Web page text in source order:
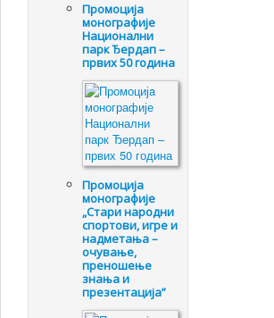
Промоцијa
монографије
Национални
парк Ђердап –
првих 50 година
Промоцијa
монографије
„Стари народни
спортови, игре и
надметања –
очување,
преношење
знања и
презентација”